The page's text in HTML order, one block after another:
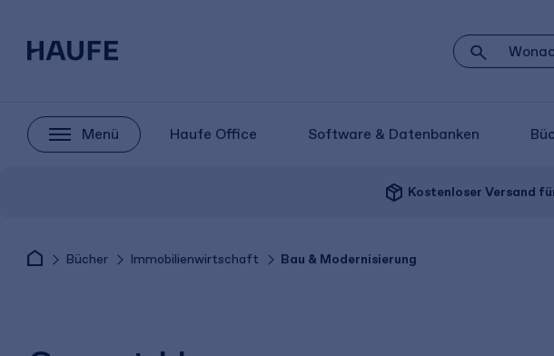
Menü Haufe Office Software & Datenbanken
package_2 Kostenloser Versand
Bücher Immobilienwirtschaft Bau & Modernisierung